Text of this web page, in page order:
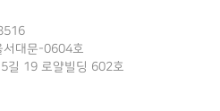
대문-0604호
길 19 로얄빌딩 602호